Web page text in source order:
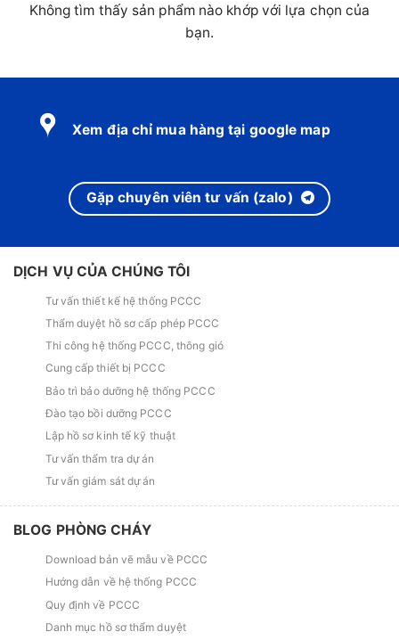
Không tìm thấy sản phẩm nào khớp với lựa chọn của
bạn.
Xem địa chỉ mua hàng tại google map
Gặp chuyên viên tư vấn (zalo)
DỊCH VỤ CỦA CHÚNG TÔI
Tư vấn thiết kế hệ thống PCCC
Thẩm duyệt hồ sơ cấp phép PCCC
Thi công hệ thống PCCC, thông gió
Cung cấp thiết bị PCCC
Bảo trì bảo dưỡng hệ thống PCCC
Đào tạo bồi dưỡng PCCC
Lập hồ sơ kinh tế kỹ thuật
Tư vấn thẩm tra dự án
Tư vấn giám sát dự án
BLOG PHÒNG CHÁY
Download bản vẽ mẫu về PCCC
Hướng dẫn về hệ thống PCCC
Quy định về PCCC
Danh mục hồ sơ thẩm duyệt